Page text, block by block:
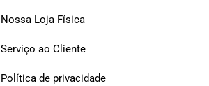
Nossa Loja Física
Serviço ao Cliente
Política de privacidade